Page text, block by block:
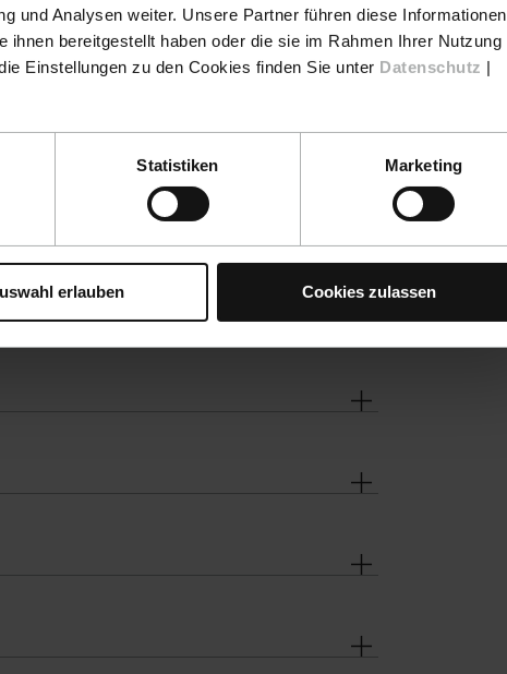
und Analysen weiter. Unsere Partner führen diese Informationen
bereitgestellt haben oder die sie im Rahmen Ihrer Nutzung
Einstellungen zu den Cookies finden Sie unter Datenschutz |
Statistiken Marketing
erlauben Cookies zulassen